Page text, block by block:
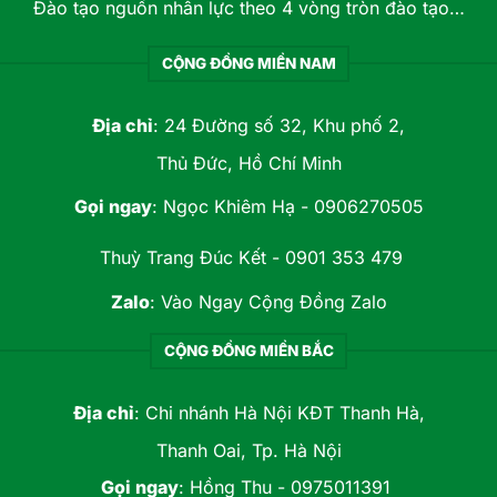
Đào tạo nguồn nhân lực theo 4 vòng tròn đào tạo…
CỘNG ĐỒNG MIỀN NAM
Địa chỉ: 24 Đường số 32, Khu phố 2,
Thủ Đức, Hồ Chí Minh
Gọi ngay: Ngọc Khiêm Hạ - 0906270505
Thuỳ Trang Đúc Kết - 0901 353 479
Zalo: Vào Ngay Cộng Đồng Zalo
CỘNG ĐỒNG MIỀN BẮC
Địa chỉ: Chi nhánh Hà Nội KĐT Thanh Hà,
Thanh Oai, Tp. Hà Nội
Gọi ngay: Hồng Thu - 0975011391